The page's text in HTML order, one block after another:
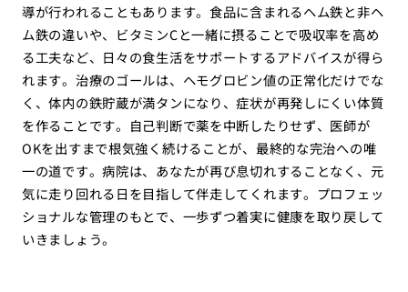
導が行われることもあります。食品に含まれるヘム鉄と非ヘ
ム鉄の違いや、ビタミンCと一緒に摂ることで吸収率を高め
る工夫など、日々の食生活をサポートするアドバイスが得ら
れます。治療のゴールは、ヘモグロビン値の正常化だけでな
く、体内の鉄貯蔵が満タンになり、症状が再発しにくい体質
を作ることです。自己判断で薬を中断したりせず、医師が
OKを出すまで根気強く続けることが、最終的な完治への唯
一の道です。病院は、あなたが再び息切れすることなく、元
気に走り回れる日を目指して伴走してくれます。プロフェッ
ショナルな管理のもとで、一歩ずつ着実に健康を取り戻して
いきましょう。